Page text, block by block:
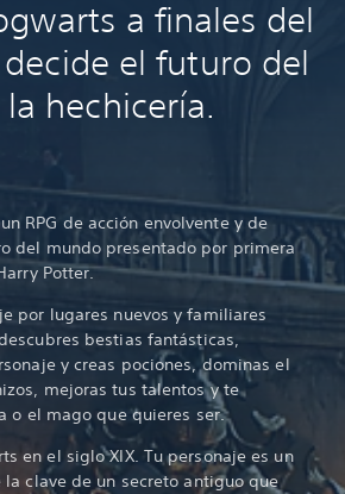
a finales del
decide el futuro del
hechicería.
RPG de acción envolvente y de
del mundo presentado por primera
Potter.
por lugares nuevos y familiares
bestias fantásticas,
y creas pociones, dominas el
mejoras tus talentos y te
o el mago que quieres ser.
en el siglo XIX. Tu personaje es un
clave de un secreto antiguo que